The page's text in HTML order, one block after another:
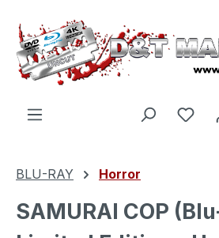
Zum Hauptinhalt springen
Du
BLU-RAY Horror
SAMURAI COP